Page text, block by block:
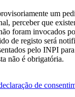
um
perceber que
foram invocados
de registo será
pelo INPI para
não é obrigatória.
de